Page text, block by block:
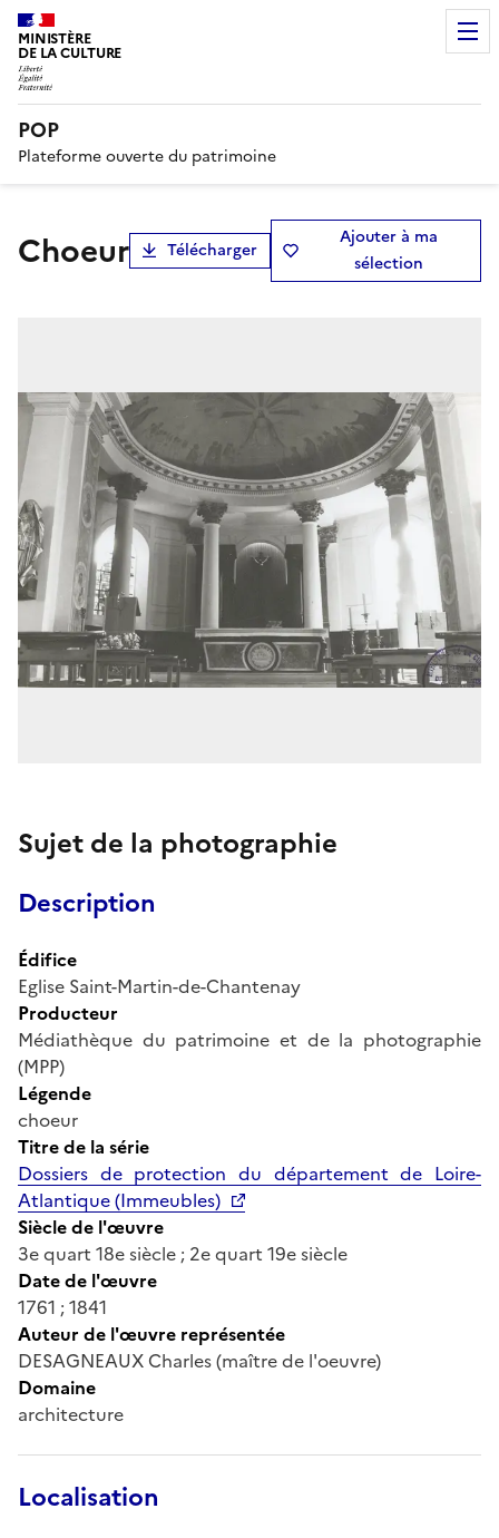
MINISTÈRE
DE LA CULTURE
POP
Plateforme ouverte du patrimoine
choeur Télécharger
Ajouter à ma
sélection
Sujet de la photographie
Description
Édifice
Eglise Saint-Martin-de-Chantenay
Producteur
Médiathèque du patrimoine et de la photographie
(MPP)
Légende
choeur
Titre de la série
Dossiers de protection du département de Loire-
Atlantique (Immeubles)
Siècle de l'œuvre
3e quart 18e siècle ; 2e quart 19e siècle
Date de l'œuvre
1761 ; 1841
Auteur de l'œuvre représentée
DESAGNEAUX Charles (maître de l'oeuvre)
Domaine
architecture
Localisation